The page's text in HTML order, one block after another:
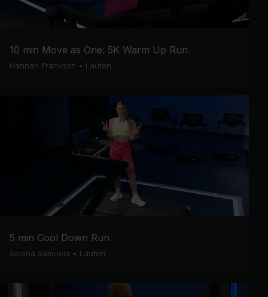
10 min Move as One: 5K Warm Up Run
Hannah Frankson • Laufen
5 min Cool Down Run
Selena Samuela • Laufen